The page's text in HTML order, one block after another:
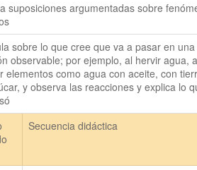
suposiciones argumentadas sobre
sobre lo que cree que va a pasar en una
observable; por ejemplo, al hervir agua,
elementos como agua con aceite, con
y observa las reacciones y explica lo
Secuencia didáctica